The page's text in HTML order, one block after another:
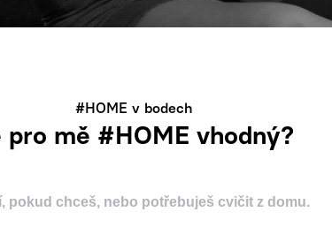
#HOME v bodech
pro mě #HOME vhodný?
pokud chceš, nebo potřebuješ cvičit z domu.